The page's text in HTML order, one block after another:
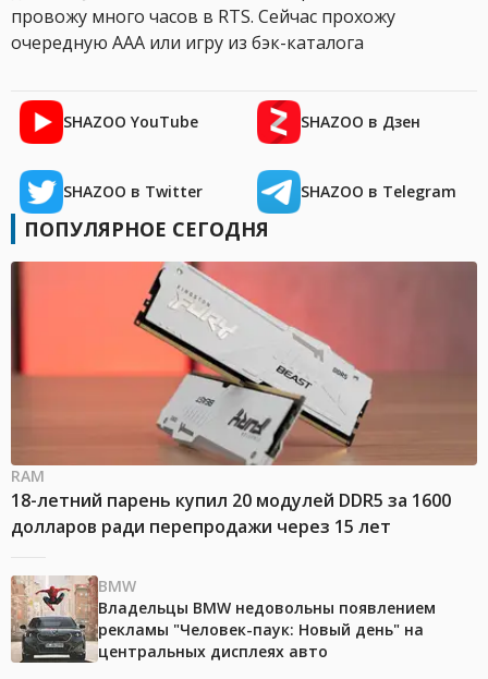
провожу много часов в RTS. Сейчас прохожу
очередную AAA или игру из бэк-каталога
SHAZOO YouTube SHAZOO в Дзен
SHAZOO в Twitter SHAZOO в Telegram
ПОПУЛЯРНОЕ СЕГОДНЯ
RAM
18-летний парень купил 20 модулей DDR5 за 1600
долларов ради перепродажи через 15 лет
BMW
Владельцы BMW недовольны появлением
рекламы "Человек-паук: Новый день" на
центральных дисплеях авто